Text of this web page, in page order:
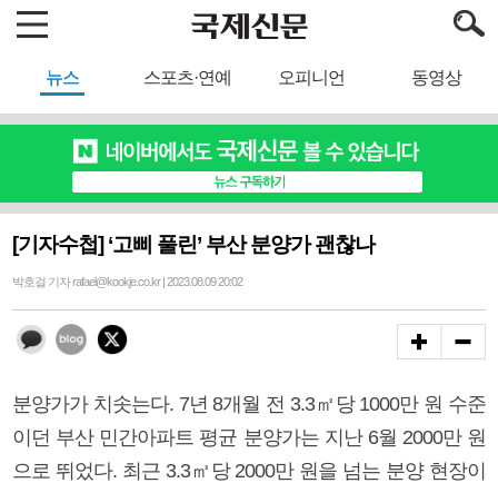
뉴스 스포츠·연예 오피니언 동영상
[기자수첩] ‘고삐 풀린’ 부산 분양가 괜찮나
박호걸 기자 rafael@kookje.co.kr | 2023.08.09 20:02
분양가가 치솟는다. 7년 8개월 전 3.3㎡당 1000만 원 수준
이던 부산 민간아파트 평균 분양가는 지난 6월 2000만 원
으로 뛰었다. 최근 3.3㎡당 2000만 원을 넘는 분양 현장이